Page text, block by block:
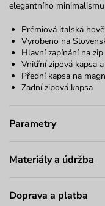
elegantního
Prémiová italská
Vyrobeno na
Hlavní zapínání na zip
Vnitřní zipová kapsa
Přední kapsa na
Zadní zipová kapsa
Parametry
Materiály a údržba
Doprava a platba